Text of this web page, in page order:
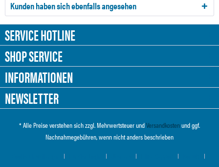
Kunden haben sich ebenfalls angesehen
SERVICE HOTLINE
SHOP SERVICE
INFORMATIONEN
NEWSLETTER
* Alle Preise verstehen sich zzgl. Mehrwertsteuer undVersandkostenund ggf.
Nachnahmegebühren, wenn nicht anders beschrieben